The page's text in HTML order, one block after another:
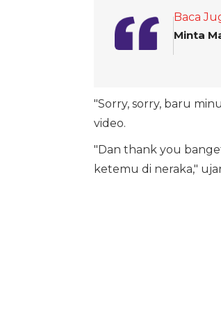
Baca
Minta
"Sorry, sorry, baru
video.
"Dan thank you
ketemu di neraka,"